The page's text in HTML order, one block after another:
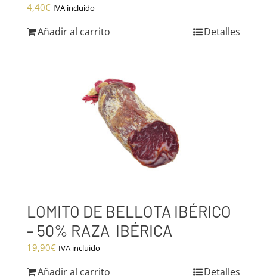
4,40€ IVA incluido
Añadir al carrito Detalles
LOMITO DE BELLOTA IBÉRICO
– 50% RAZA IBÉRICA
19,90€ IVA incluido
Añadir al carrito Detalles